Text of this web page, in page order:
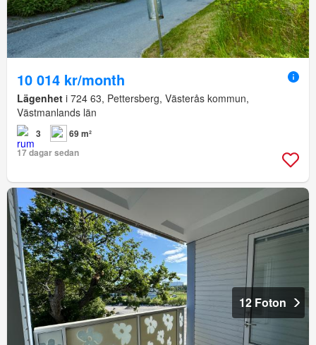
10 014 kr/month
Lägenhet i 724 63, Pettersberg, Västerås kommun,
Västmanlands län
3
69 m²
17 dagar sedan
12 Foton